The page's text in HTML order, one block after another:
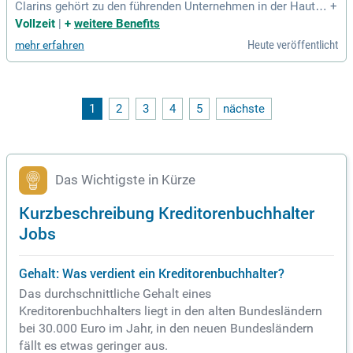
Clarins gehört zu den führenden Unternehmen in der Hautpfl
egebranche. Du wirst Teil eines internationalen Teams und
ngswegen. Deine Rolle umfasst den gesamten Purchase-to-
Pay-Prozess und die enge Zusammenarbeit mit unserem He
g offener Rechnungen. Voraussetzung ist eine kaufmännisc
he Ausbildung oder ein Studium sowie Erfahrung in der Kred
+
Vollzeit
+ weitere Benefits
mehr erfahren Heute veröffentlicht
1 2 3 4 5 nächste
Das Wichtigste in Kürze
Kurzbeschreibung Kreditorenbuchhalter
Jobs
Gehalt: Was verdient ein Kreditorenbuchhalter?
Das durchschnittliche Gehalt eines
Kreditorenbuchhalters liegt in den alten Bundesländern
bei 30.000 Euro im Jahr, in den neuen Bundesländern
fällt es etwas geringer aus.